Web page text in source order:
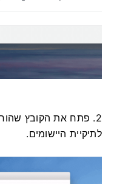
לתיקיית היישומים.